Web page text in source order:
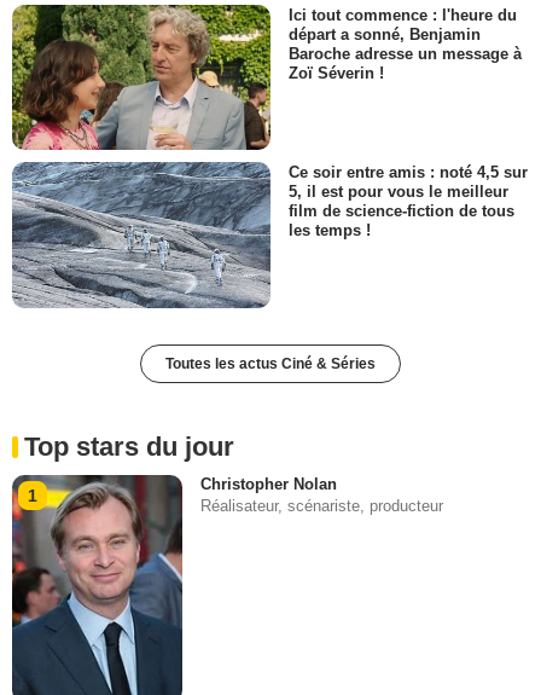
Ici tout commence : l'heure du
départ a sonné, Benjamin
Baroche adresse un message à
Zoï Séverin !
Ce soir entre amis : noté 4,5 sur
5, il est pour vous le meilleur
film de science-fiction de tous
les temps !
Toutes les actus Ciné & Séries
Top stars du jour
1
Christopher Nolan
Réalisateur, scénariste, producteur